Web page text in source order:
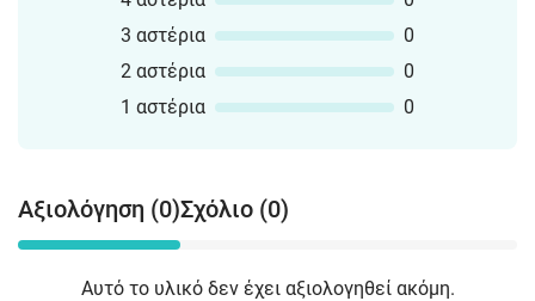
3 αστέρια
0
2 αστέρια
0
1 αστέρια
0
Αξιολόγηση (0)Σχόλιο (0)
Αυτό το υλικό δεν έχει αξιολογηθεί ακόμη.